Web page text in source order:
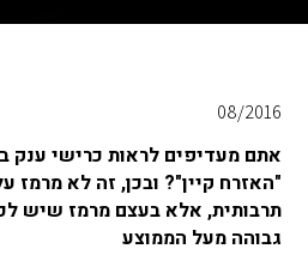
08/2016
אתם מעדיפים לראות כרישי
"האזרח קיין"? ובכן, זה לא
תרבותית, אלא בעצם מרמז שיש
גבוהה מעל הממוצע